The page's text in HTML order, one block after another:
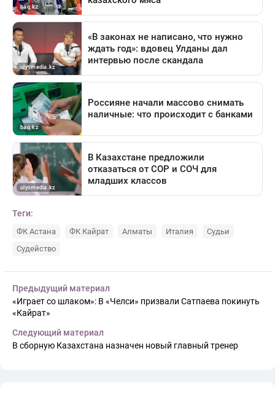
Теги:
ФК Астана ФК Кайрат Алматы Италия
Судьи
Судейство
Предыдущий материал
«Играет со шлаком»: В «Челси» призвали Сатпаева покинуть
«Кайрат»
Следующий материал
В сборную Казахстана назначен новый главный тренер